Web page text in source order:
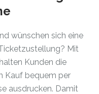
wünschen sich eine
Mit
Kunden die
Kauf bequem per
ausdrucken. Damit